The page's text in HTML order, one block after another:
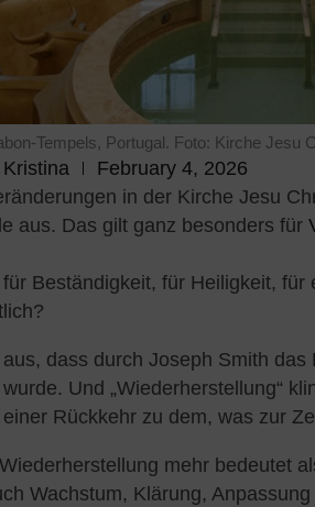
Tempels, Portugal. Foto: Kirche Jesu
Kristina
February 4, 2026
in der Kirche Jesu
aus. Das gilt ganz besonders für
Beständigkeit, für Heiligkeit,
dass durch Joseph Smith das
Und „Wiederherstellung“
Rückkehr zu dem, was zur
mehr bedeutet
Wachstum, Klärung,